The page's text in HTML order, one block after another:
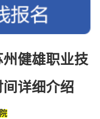
州健雄职业技
详细介绍